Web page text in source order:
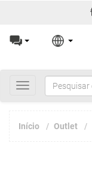
Toggle
navigation
Início Outlet